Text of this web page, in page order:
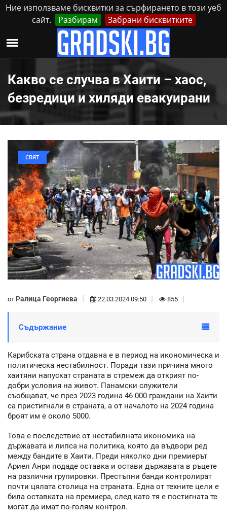
Ние използваме бисквитки за сърфирането в този уеб
сайт.
Разбирам Забрани бисквитките
Събота, 8 Август, 2026 Реклама Контакти
Какво се случва в Хаити – хаос,
безредици и хиляди евакуирани
СВЯТ
от Ралица Георгиева 22.03.2024 09:50 855
Съдържание
Карибската страна отдавна е в период на икономическа и
политическа нестабилност. Поради тази причина много
хаитяни напускат страната в стремеж да открият по-
добри условия на живот. Панамски служители
съобщават, че през 2023 година 46 000 граждани на Хаити
са пристигнали в страната, а от началото на 2024 година
броят им е около 5000.
Това е последствие от нестабилната икономика на
държавата и липса на политика, която да въдвори ред
между бандите в Хаити. Преди няколко дни премиерът
Ариел Анри подаде оставка и остави държавата в ръцете
на различни групировки. Престъпни банди контролират
почти цялата столица на страната. Една от техните цели е
била оставката на премиера, след като тя е постигната те
могат да имат по-голям контрол.